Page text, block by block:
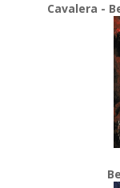
Cavalera -